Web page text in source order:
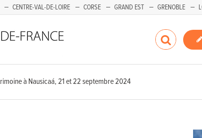
CENTRE-VAL-DE-LOIRE CORSE GRAND EST GRENOBLE
à Nausicaá, 21 et 22 septembre 2024